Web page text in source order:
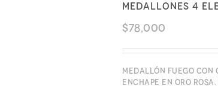
Medallones 4
$78,000
Medallón Fuego con
enchape en oro